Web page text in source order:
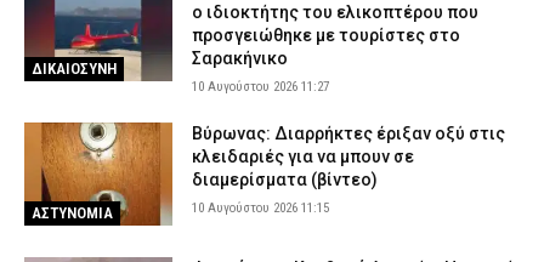
ΔΙΚΑΙΟΣΥΝΗ
ο ιδιοκτήτης του ελικοπτέρου που
προσγειώθηκε με τουρίστες στο
Σαρακήνικο
10 Αυγούστου 2026 11:27
ΑΣΤΥΝΟΜΙΑ
Βύρωνας: Διαρρήκτες έριξαν οξύ στις
κλειδαριές για να μπουν σε
διαμερίσματα (βίντεο)
10 Αυγούστου 2026 11:15